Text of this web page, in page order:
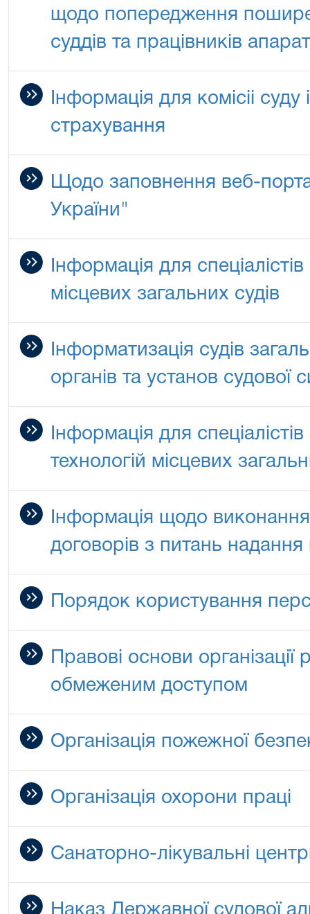
щодо попередження
суддів та працівників
Інформація для комісіі суду
страхування
Щодо заповнення веб-
України"
Інформація для
місцевих загальних судів
Інформатизація судів
органів та установ судової
Інформація для
технологій місцевих
Інформація щодо
договорів з питань
Порядок користування
Правові основи
обмеженим доступом
Організація пожежної
Організація охорони праці
Санаторно-лікувальні
Наказ Державної судової